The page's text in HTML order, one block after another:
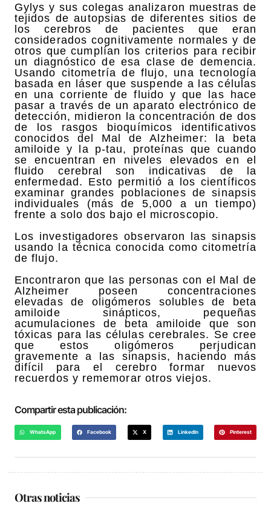
Gylys y sus colegas analizaron muestras de
tejidos de autopsias de diferentes sitios de
los cerebros de pacientes que eran
considerados cognitivamente normales y de
otros que cumplían los criterios para recibir
un diagnóstico de esa clase de demencia.
Usando citometría de flujo, una tecnología
basada en láser que suspende a las células
en una corriente de fluido y que las hace
pasar a través de un aparato electrónico de
detección, midieron la concentración de dos
de los rasgos bioquímicos identificativos
conocidos del Mal de Alzheimer: la beta
amiloide y la p-tau, proteínas que cuando
se encuentran en niveles elevados en el
fluido cerebral son indicativas de la
enfermedad. Esto permitió a los científicos
examinar grandes poblaciones de sinapsis
individuales (más de 5,000 a un tiempo)
frente a solo dos bajo el microscopio.
Los investigadores observaron las sinapsis
usando la técnica conocida como citometría
de flujo.
Encontraron que las personas con el Mal de
Alzheimer poseen concentraciones
elevadas de oligómeros solubles de beta
amiloide sinápticos, pequeñas
acumulaciones de beta amiloide que son
tóxicas para las células cerebrales. Se cree
que estos oligómeros perjudican
gravemente a las sinapsis, haciendo más
difícil para el cerebro formar nuevos
recuerdos y rememorar otros viejos.
Compartir esta publicación:
WhatsApp Facebook X LinkedIn Pinterest
Otras noticias